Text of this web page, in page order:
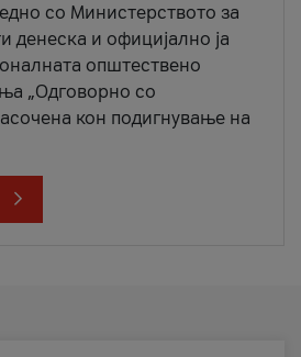
со Министерството за
денеска и официјално ја
општествено
„Одговорно со
кон подигнување на